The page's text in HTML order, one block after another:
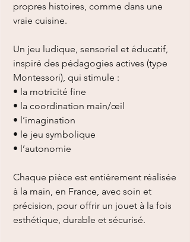
propres histoires, comme dans une
vraie cuisine.
Un jeu ludique, sensoriel et éducatif,
inspiré des pédagogies actives (type
Montessori), qui stimule :
• la motricité fine
• la coordination main/œil
• l’imagination
• le jeu symbolique
• l’autonomie
Chaque pièce est entièrement réalisée
à la main, en France, avec soin et
précision, pour offrir un jouet à la fois
esthétique, durable et sécurisé.